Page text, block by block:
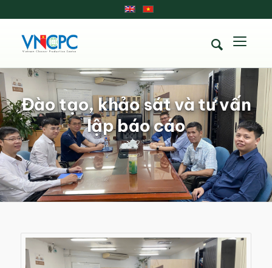
Đào tạo, khảo sát và tư vấn
lập báo cáo